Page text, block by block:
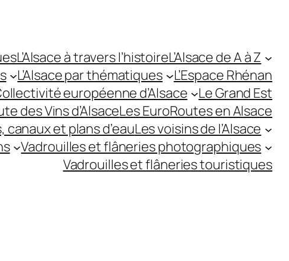
L’Alsace à travers l’histoireL’Alsace de A à Z
L’Alsace par thématiques
L’Espace Rhénan
européenne d’Alsace
Le Grand Est
des Vins d’AlsaceLes EuroRoutes en Alsace
et plans d’eauLes voisins de l’Alsace
Vadrouilles et flâneries photographiques
Vadrouilles et flâneries touristiques